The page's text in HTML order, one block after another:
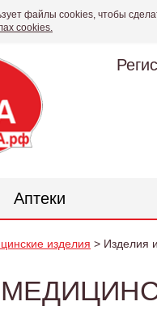
файлы cookies, чтобы
cookies.
Аптеки
изделия > Изделия